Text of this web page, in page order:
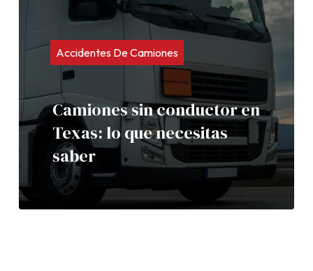
Accidentes De Camiones
Camiones sin conductor en
Texas: lo que necesitas
saber